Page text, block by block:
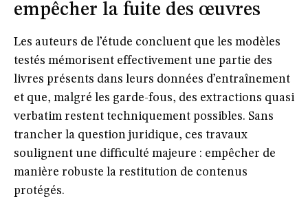
empêcher la fuite des œuvres
Les auteurs de l’étude concluent que les modèles
testés mémorisent effectivement une partie des
livres présents dans leurs données d’entraînement
et que, malgré les garde-fous, des extractions quasi
verbatim restent techniquement possibles. Sans
trancher la question juridique, ces travaux
soulignent une difficulté majeure : empêcher de
manière robuste la restitution de contenus
protégés.